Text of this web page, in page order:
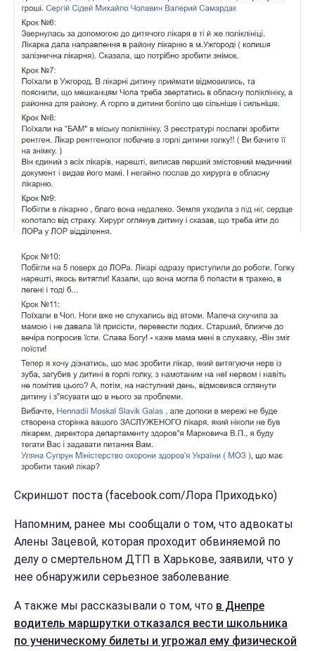
Скриншот поста (facebook.com/Лора Приходько)
Напомним, ранее мы сообщали о том, что адвокаты
Алены Зацевой, которая проходит обвиняемой по
делу о смертельном ДТП в Харькове, заявили, что у
нее обнаружили серьезное заболевание.
А также мы рассказывали о том, что в Днепре
водитель маршрутки отказался вести школьника
по ученическому билеты и угрожал ему физической